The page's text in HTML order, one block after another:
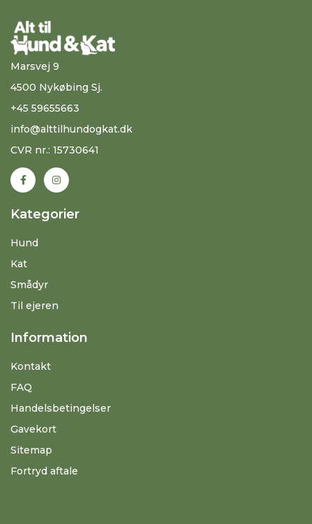
Marsvej 9
4500 Nykøbing Sj.
+45 59655663
info@alttilhundogkat.dk
CVR nr.: 15730641
Kategorier
Hund
Kat
Smådyr
Til ejeren
Information
Kontakt
FAQ
Handelsbetingelser
Gavekort
Sitemap
Fortryd aftale